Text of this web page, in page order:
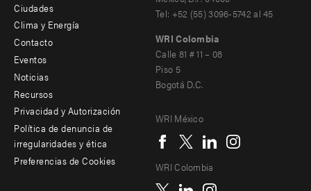
Ciudades
Clima y Energía
Footer
menu
-
Additional
Contacto
Eventos
Noticias
Recursos
Privacidad y Autorización
Política de denuncia de
irregularidades y ética
Preferencias de Cookies
Tel: +52 (55) 3096-5742 al 45
WRI Colombia
Calle 81 # 11 – 08
Piso 5
Bogotá D.C.
Social
menu
WRI México
WRI Colombia